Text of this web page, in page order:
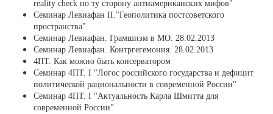
reality check по ту сторону антиамериканских мифов"
Cеминар Левиафан II."Геополитика постсоветского
пространства"
Семинар Левиафан. Грамшизм в МО. 28.02.2013
Семинар Левиафан. Контргегемония. 28.02.2013
4ПТ. Как можно быть консерватором
Cеминар 4ПТ. I "Логос российского государства и дефицит
политической рациональности в современной России"
Cеминар 4ПТ. I "Актуальность Карла Шмитта для
современной России"